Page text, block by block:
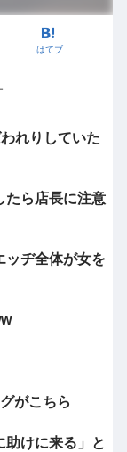
はてブ
れりしていた
たら店長に注意
ッヂ全体が女を
がこちら
助けに来る」と